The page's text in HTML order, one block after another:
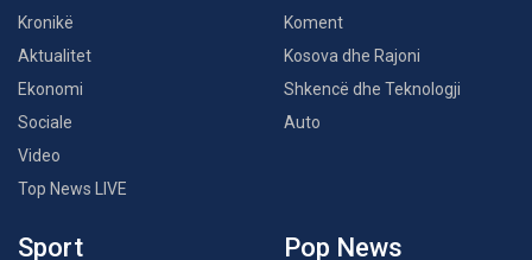
Kronikë
Aktualitet
Ekonomi
Sociale
Video
Top News LIVE
Koment
Kosova dhe Rajoni
Shkencë dhe Teknologji
Auto
Sport Pop News